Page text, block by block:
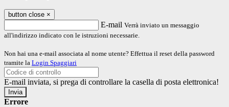
button close ×
E-mail Verrà inviato un messaggio
all'indirizzo indicato con le istruzioni necessarie.
Non hai una e-mail associata al nome utente? Effettua il reset della password
tramite la Login Spaggiari
E-mail inviata, si prega di controllare la casella di posta elettronica!
Errore